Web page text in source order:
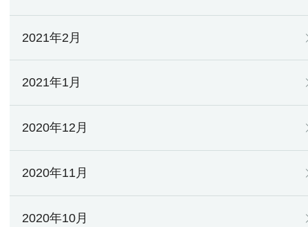
2021年2月
2021年1月
2020年12月
2020年11月
2020年10月